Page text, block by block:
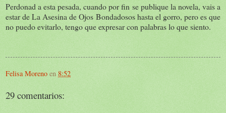
Perdonad a esta pesada, cuando por fin se publique la novela, vais a
estar de La Asesina de Ojos Bondadosos hasta el gorro, pero es que
no puedo evitarlo, tengo que expresar con palabras lo que siento.
Felisa Moreno en 8:52
29 comentarios: